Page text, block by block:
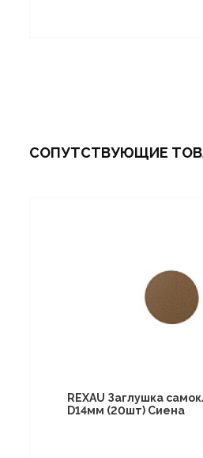
СОПУТСТВУЮЩИЕ
REXAU Заглушка
D14мм (20шт) Сиена